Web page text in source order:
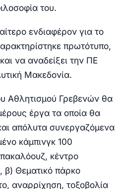
του.
ενδιαφέρον για το
πρωτότυπο,
να αναδείξει την ΠΕ
Μακεδονία.
Αθλητισμού Γρεβενών θα
έργα τα οποία θα
απόλυτα συνεργαζόμενα
κάμπινγκ 100
κέντρο
β) Θεματικό πάρκο
αναρρίχηση, τοξοβολία